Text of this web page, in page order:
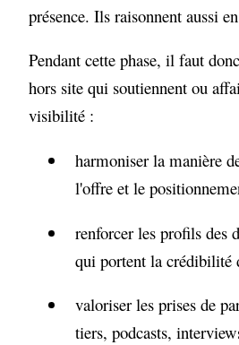
présence. Ils raisonnent aussi
Pendant cette phase, il faut
hors site qui soutiennent ou
visibilité :
harmoniser la manière
l'offre et le
renforcer les profils des
qui portent la crédibilité
valoriser les prises de
tiers, podcasts,